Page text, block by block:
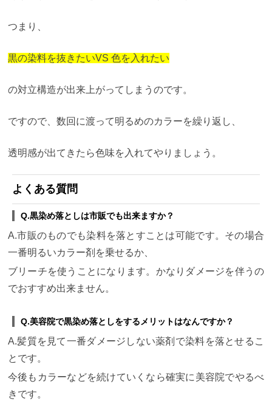
つまり、
黒の染料を抜きたいVS 色を入れたい
の対立構造が出来上がってしまうのです。
ですので、数回に渡って明るめのカラーを繰り返し、
透明感が出てきたら色味を入れてやりましょう。
よくある質問
Q.黒染め落としは市販でも出来ますか？
A.市販のものでも染料を落とすことは可能です。その場合
一番明るいカラー剤を乗せるか、
ブリーチを使うことになります。かなりダメージを伴うの
でおすすめ出来ません。
Q.美容院で黒染め落としをするメリットはなんですか？
A.髪質を見て一番ダメージしない薬剤で染料を落とせるこ
とです。
今後もカラーなどを続けていくなら確実に美容院でやるべ
きです。